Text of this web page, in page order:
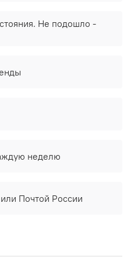
Не подошло -
неделю
Почтой России